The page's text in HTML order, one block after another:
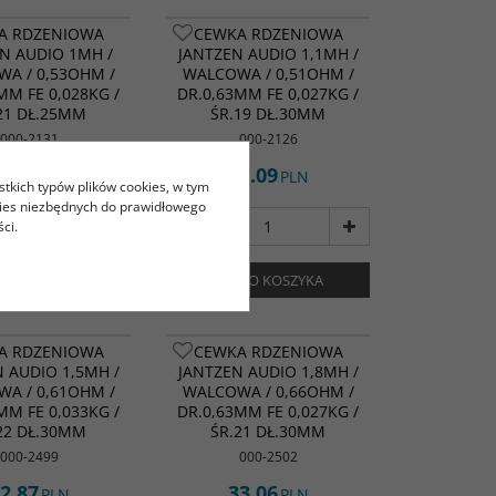
RDZENIOWA
AUDIO 1MH /
/ 0,53OHM /
FE 0,028KG /
DŁ.25MM
000-2131
31.88 PLN
CEWKA RDZENIOWA
JANTZEN AUDIO 1,1MH /
WALCOWA / 0,51OHM /
DR.0,63MM FE 0,027KG /
ŚR.19 DŁ.30MM
000-2126
31.09PLN
DO KOSZYKA
RDZENIOWA
AUDIO 1,5MH /
/ 0,61OHM /
FE 0,033KG /
DŁ.30MM
000-2499
CEWKA RDZENIOWA
JANTZEN AUDIO 1,8MH /
WALCOWA / 0,66OHM /
DR.0,63MM FE 0,027KG /
ŚR.21 DŁ.30MM
000-2502
typów plików cookies, w tym
niezbędnych do prawidłowego